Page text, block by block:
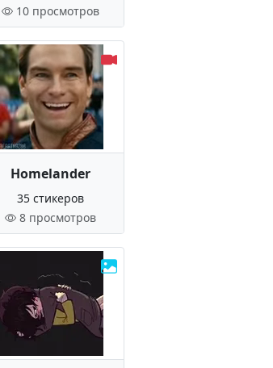
10 просмотров
Homelander
35 стикеров
8 просмотров